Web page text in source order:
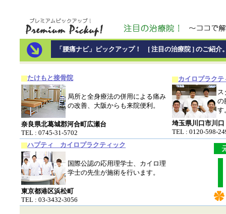
「腰痛ナビ」ピックアップ！ [ 注目の治療院 ] のご紹介
たけもと接骨院
局所と全身療法の併用による痛み
の改善、大阪からも来院便利。
奈良県北葛城郡河合町広瀬台
TEL : 0745-31-5702
カイロプラク
ス
の
す
埼玉県川口市川口
TEL : 0120-598-
ハプティ カイロプラクティック
国際公認の応用理学士、カイロ理
学士の先生が施術を行います。
東京都港区浜松町
TEL : 03-3432-3056